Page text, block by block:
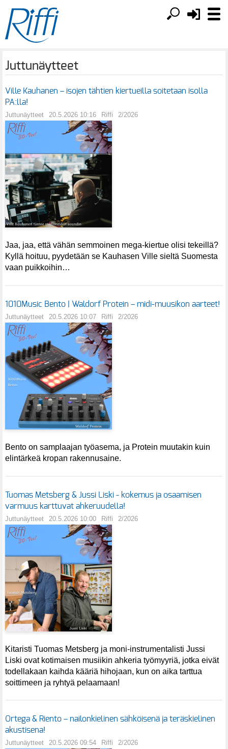
Juttunäytteet
Ville Kauhanen – isojen tähtien kiertueilla soitetaan isolla
PA:lla!
Juttunäytteet 20.5.2026 10:16 Riffi 2/2026
Jaa, jaa, että vähän semmoinen mega-kiertue olisi tekeillä?
Kyllä hoituu, pyydetään se Kauhasen Ville sieltä Suomesta
vaan puikkoihin…
1010Music Bento | Waldorf Protein – midi-muusikon aarteet!
Juttunäytteet 20.5.2026 10:07 Riffi 2/2026
Bento on samplaajan työasema, ja Protein muutakin kuin
elintärkeä kropan rakennusaine.
Tuomas Metsberg & Jussi Liski - kokemus ja osaamisen
varmuus karttuvat ahkeruudella!
Juttunäytteet 20.5.2026 10:00 Riffi 2/2026
Kitaristi Tuomas Metsberg ja moni-instrumentalisti Jussi
Liski ovat kotimaisen musiikin ahkeria työmyyriä, jotka eivät
todellakaan kaihda kääriä hihojaan, kun on aika tarttua
soittimeen ja ryhtyä pelaamaan!
Ortega & Riento – nailonkielinen sähköisenä ja teräskielinen
akustisena!
Juttunäytteet 20.5.2026 09:54 Riffi 2/2026